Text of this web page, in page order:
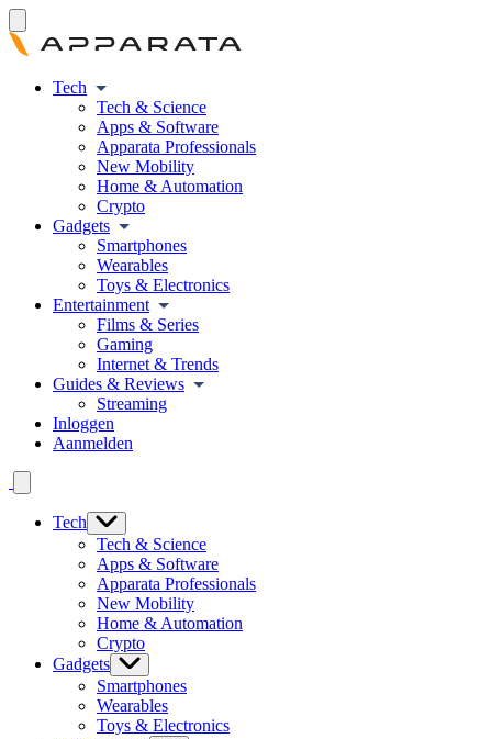
Tech
Tech & Science
Apps & Software
Apparata Professionals
New Mobility
Home & Automation
Crypto
Gadgets
Smartphones
Wearables
Toys & Electronics
Entertainment
Films & Series
Gaming
Internet & Trends
Guides & Reviews
Streaming
Inloggen
Aanmelden
Tech
Tech & Science
Apps & Software
Apparata Professionals
New Mobility
Home & Automation
Crypto
Gadgets
Smartphones
Wearables
Toys & Electronics